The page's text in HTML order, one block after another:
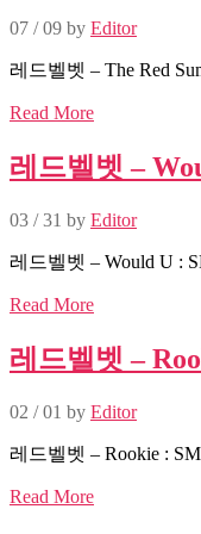
07 / 09 by Editor
레드벨벳 – The Red
Read More
레드벨벳 –
03 / 31 by Editor
레드벨벳 – Would U :
Read More
레드벨벳 –
02 / 01 by Editor
레드벨벳 – Rookie :
Read More